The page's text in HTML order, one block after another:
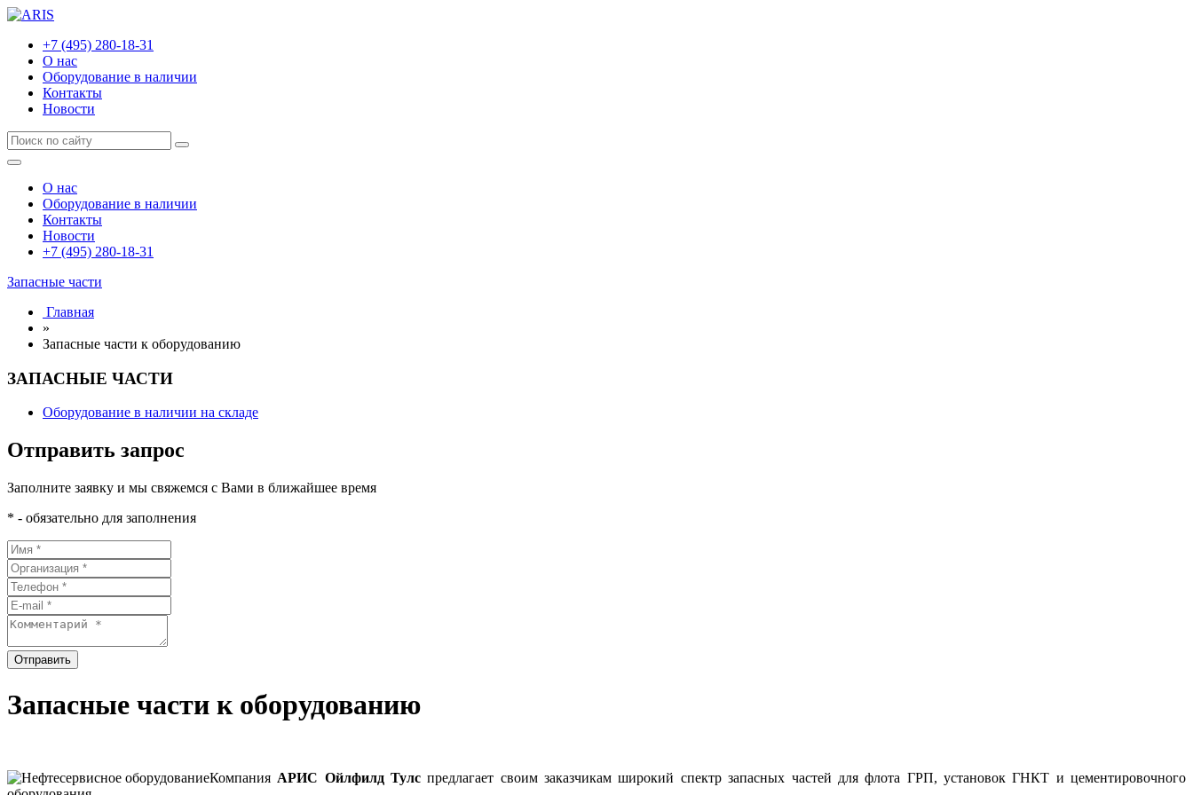
+7 (495) 280-18-31
О нас
Оборудование в наличии
Контакты
Новости
О нас
Оборудование в наличии
Контакты
Новости
+7 (495) 280-18-31
Запасные части
Главная
»
Запасные части к оборудованию
ЗАПАСНЫЕ ЧАСТИ
Оборудование в наличии на складе
Отправить запрос
Заполните заявку и мы свяжемся с Вами в ближайшее время
* - обязательно для заполнения
Отправить
Запасные части к оборудованию
Компания АРИС Ойлфилд Тулс предлагает своим заказчикам широкий спектр запасных частей для флота ГРП, установок ГНКТ и цементировочного